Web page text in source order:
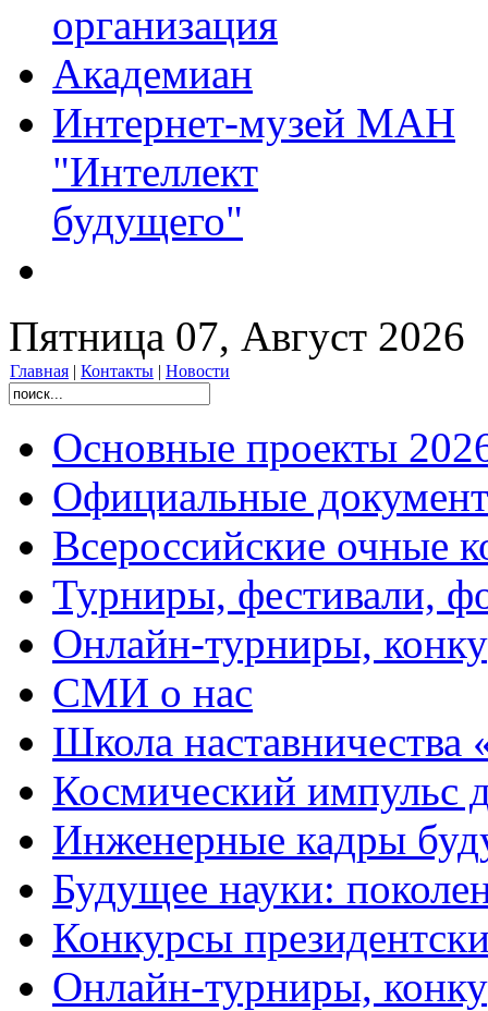
организация
Академиан
Интернет-музей МАН
"Интеллект
будущего"
Пятница 07, Август 2026
Главная | Контакты | Новости
Основные проекты
Официальные
Всероссийские очные
Турниры, фестивали,
Онлайн-турниры,
СМИ о нас
Школа
Космический импульс
Инженерные кадры
Будущее науки:
Конкурсы
Онлайн-турниры,